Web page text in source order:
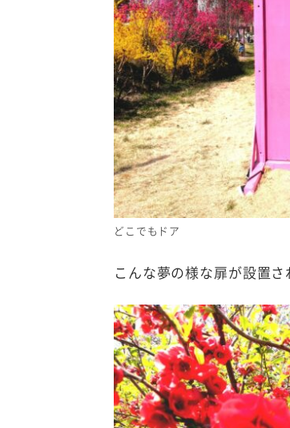
どこでもドア
こんな夢の様な扉が設置